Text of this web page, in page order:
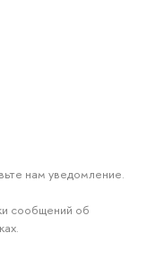
нам уведомление.
сообщений об